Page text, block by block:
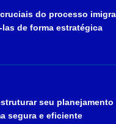
do processo
las de forma estratégica
seu planejamento
segura e eficiente